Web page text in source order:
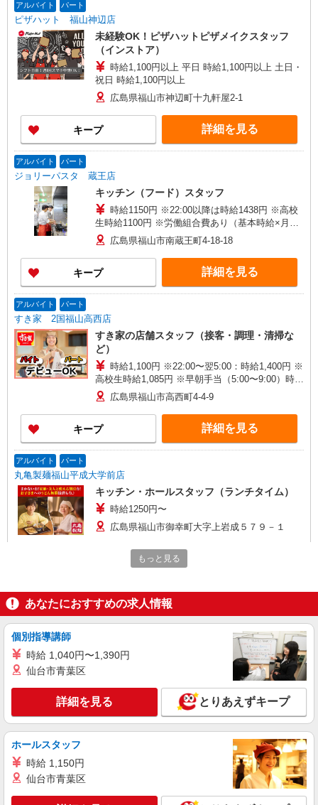
アルバイト パート
ピザハット 福山神辺店
未経験OK！ピザハットピザメイクスタッフ
（インストア）
時給1,100円以上 平日 時給1,100円以上 土日・
祝日 時給1,100円以上
広島県福山市神辺町十九軒屋2-1
キープ 詳細を見る
アルバイト パート
ジョリーパスタ 蔵王店
キッチン（フード）スタッフ
時給1150円 ※22:00以降は時給1438円 ※高校
生時給1100円 ※労働組合費あり（基本時給×月間
時間数×1.8％） ■土日・祝手当 土日・祝は時給＋
50円
広島県福山市南蔵王町4-18-18
キープ 詳細を見る
アルバイト パート
すき家 2国福山高西店
すき家の店舗スタッフ（接客・調理・清掃な
ど）
時給1,100円 ※22:00〜翌5:00：時給1,400円 ※
高校生時給1,085円 ※早朝手当（5:00〜9:00）時給
＋150円広島県福山市高西町4-4-9
キープ 詳細を見る
アルバイト パート
丸亀製麺福山平成大学前店
キッチン・ホールスタッフ（ランチタイム）
時給1250円〜
広島県福山市御幸町大字上岩成５７９－１
アルバイト パート
かつ庵 福山高西店
ホール・キッチンスタッフ（簡単な接客・調
時給1150円 ※22:00以降：時給1450円 ※高校
生：時給1100円 ★土日・祝手当：時給＋50円
キープ 詳細を見る
アルバイト パート
すき家 福山蔵王店
すき家の店舗スタッフ（接客・調理・清掃な
もっと見る
あなたにおすすめの求人情報
個別指導講師
時給 1,040円〜1,390円
仙台市青葉区
詳細を見る とりあえずキープ
ホールスタッフ
時給 1,150円
仙台市青葉区